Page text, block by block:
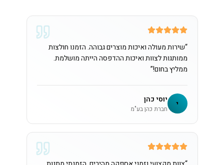
“שירות מעולה ואיכות מוצרים גבוהה. הזמנו חולצות
ממותגות לצוות ואיכות ההדפסה הייתה מושלמת.
ממליץ בחום!”
י יוסי כהן
חברת כהן בע"מ